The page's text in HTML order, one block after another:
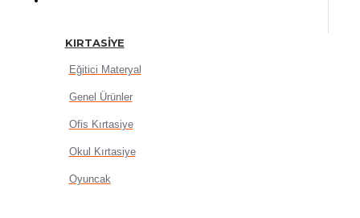
KIRTASIYE
Eğitici Materyal
Genel Ürünler
Ofis Kırtasiye
Okul Kırtasiye
Oyuncak
SEPETE EKLE
HEMEN AL